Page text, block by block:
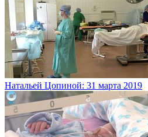
Натальей Цопиной: 31 марта 2019